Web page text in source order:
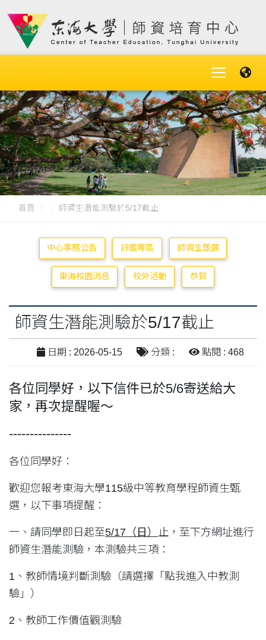
首頁 師資生潛能測驗於5/17截止
中心事務公告 評鑑專區 師資生甄選
東海校園消息 校外活動 恭賀
師資生潛能測驗於5/17截止
日期 : 2026-05-15 分類 : 點閱 : 468
各位同學好，以下信件已於5/6寄送給大
家，再次提醒喔～
---------------
各位同學好：
歡迎您報考東海大學115級中等教育學程師資生甄
選，以下事項提醒：
一、請同學即日起至5/17 （日）
止，至下方網址進行
師資生潛能測驗，本測驗共三項：
1、教師情境判斷測驗（請選擇「點我進入中教測
驗」）
2、教師工作價值觀測驗